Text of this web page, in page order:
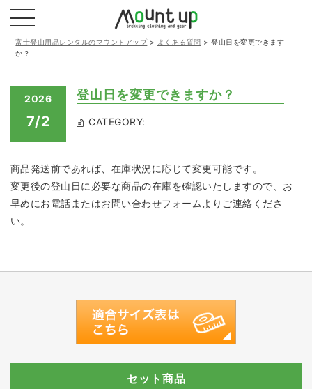
富士登山用品レンタルのマウントアップ> よくある質問 >登山日を変更できます
か？
2026
7/2
登山日を変更できますか？
CATEGORY:
商品発送前であれば、在庫状況に応じて変更可能です。
変更後の登山日に必要な商品の在庫を確認いたしますので、お
早めにお電話またはお問い合わせフォームよりご連絡くださ
い。
セット商品